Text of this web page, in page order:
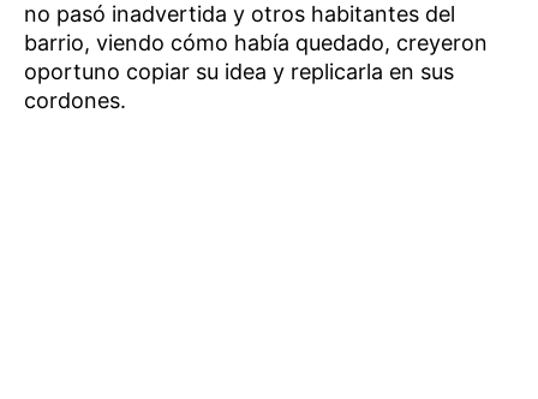
no pasó inadvertida y otros habitantes del
barrio, viendo cómo había quedado, creyeron
oportuno copiar su idea y replicarla en sus
cordones.